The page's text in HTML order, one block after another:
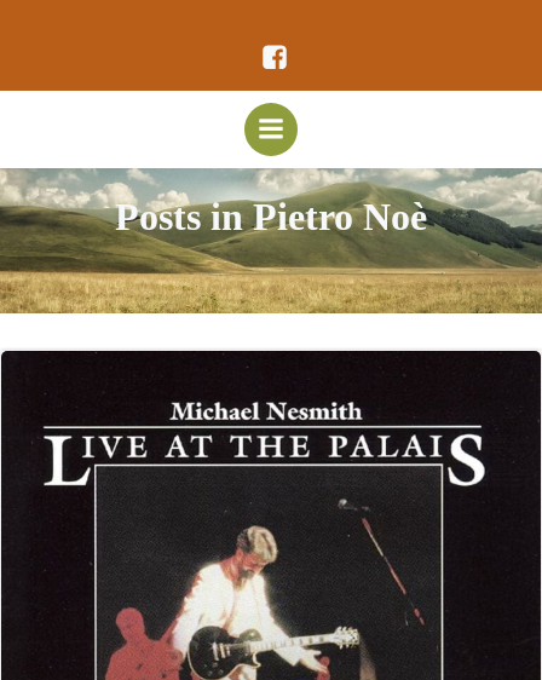
al
contenuto
Posts in Pietro Noè